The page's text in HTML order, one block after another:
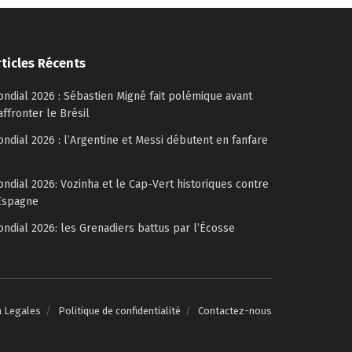
Récents
2026 : Sébastien Migné fait polémique avant
le Brésil
2026 : l’Argentine et Messi débutent en fanfare
2026: Vozinha et le Cap-Vert historiques contre
2026: les Grenadiers battus par l’Écosse
Legales Politique de confidentialité Contactez-nous